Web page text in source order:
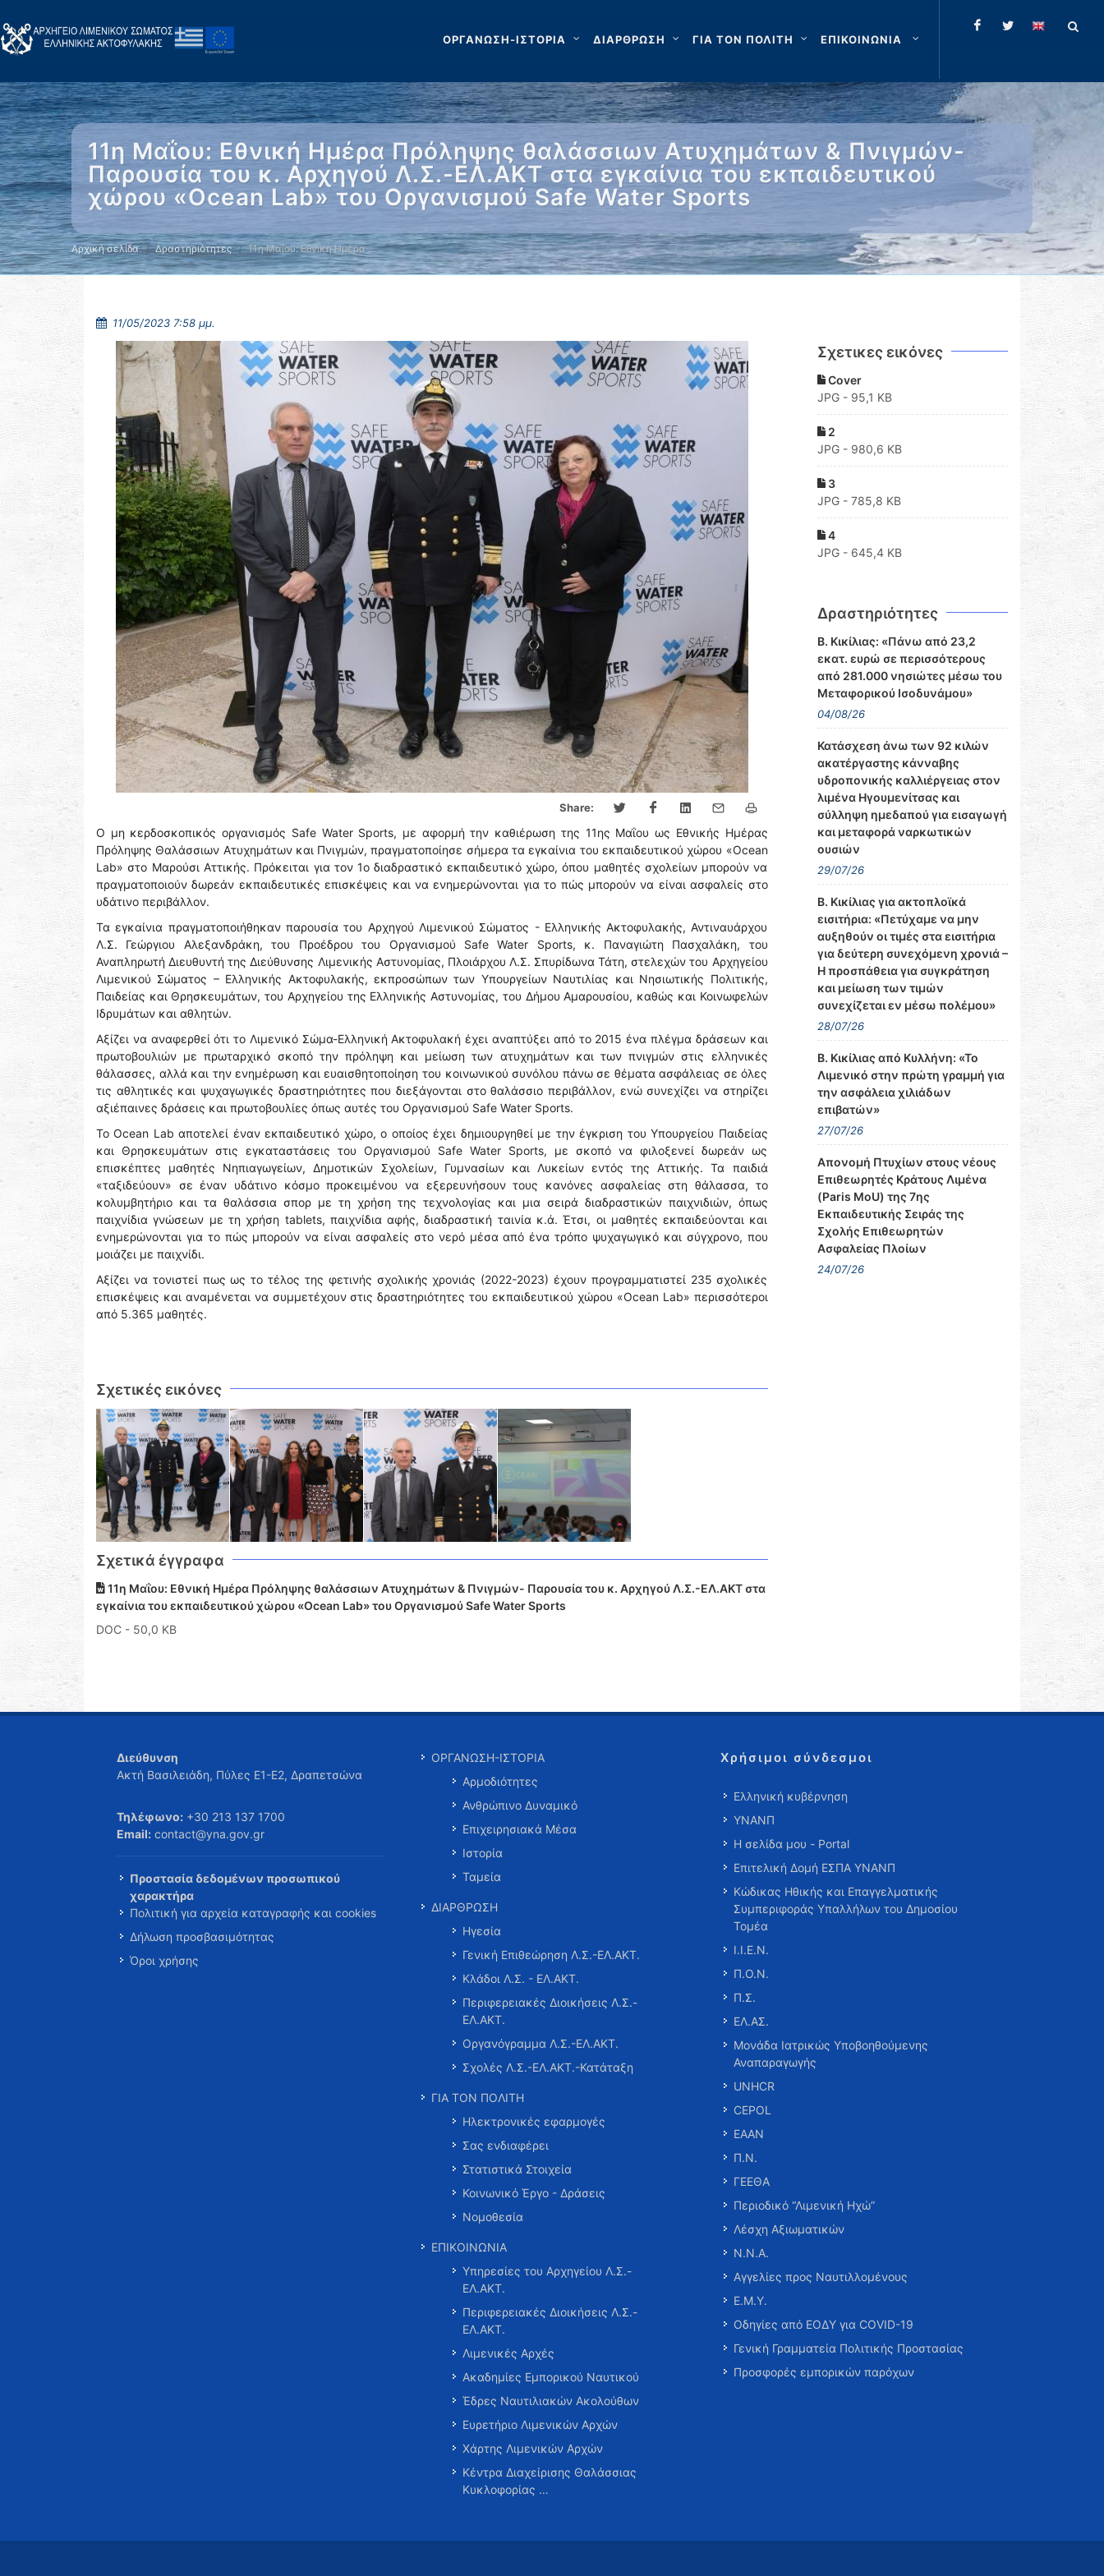
ΟΡΓΑΝΩΣΗ-ΙΣΤΟΡΙΑ ΔΙΑΡΘΡΩΣΗ ΓΙΑ ΤΟΝ ΠΟΛΙΤΗ ΕΠΙΚΟΙΝΩΝΙΑ
11η Μαΐου: Εθνική Ημέρα Πρόληψης θαλάσσιων Ατυχημάτων & Πνιγμών-
Παρουσία του κ. Αρχηγού Λ.Σ.-ΕΛ.ΑΚΤ στα εγκαίνια του εκπαιδευτικού
χώρου «Οcean Lab» του Οργανισμού Safe Water Sports
Αρχική σελίδα Δραστηριότητες 11η Μαΐου: Εθνική Ημέρα …
11/05/2023 7:58 μμ.
Share:
Ο μη κερδοσκοπικός οργανισμός Safe Water Sports, με αφορμή την καθιέρωση της 11ης Μαΐου ως Εθνικής Ημέρας
Πρόληψης Θαλάσσιων Ατυχημάτων και Πνιγμών, πραγματοποίησε σήμερα τα εγκαίνια του εκπαιδευτικού χώρου «Ocean
Lab» στο Μαρούσι Αττικής. Πρόκειται για τον 1ο διαδραστικό εκπαιδευτικό χώρο, όπου μαθητές σχολείων μπορούν να
πραγματοποιούν δωρεάν εκπαιδευτικές επισκέψεις και να ενημερώνονται για το πώς μπορούν να είναι ασφαλείς στο
υδάτινο περιβάλλον.
Τα εγκαίνια πραγματοποιήθηκαν παρουσία του Αρχηγού Λιμενικού Σώματος - Ελληνικής Ακτοφυλακής, Αντιναυάρχου
Λ.Σ. Γεώργιου Αλεξανδράκη, του Προέδρου του Οργανισμού Safe Water Sports, κ. Παναγιώτη Πασχαλάκη, του
Αναπληρωτή Διευθυντή της Διεύθυνσης Λιμενικής Αστυνομίας, Πλοιάρχου Λ.Σ. Σπυρίδωνα Τάτη, στελεχών του Αρχηγείου
Λιμενικού Σώματος – Ελληνικής Ακτοφυλακής, εκπροσώπων των Υπουργείων Ναυτιλίας και Νησιωτικής Πολιτικής,
Παιδείας και Θρησκευμάτων, του Αρχηγείου της Ελληνικής Αστυνομίας, του Δήμου Αμαρουσίου, καθώς και Κοινωφελών
Ιδρυμάτων και αθλητών.
Αξίζει να αναφερθεί ότι το Λιμενικό Σώμα-Ελληνική Ακτοφυλακή έχει αναπτύξει από το 2015 ένα πλέγμα δράσεων και
πρωτοβουλιών με πρωταρχικό σκοπό την πρόληψη και μείωση των ατυχημάτων και των πνιγμών στις ελληνικές
θάλασσες, αλλά και την ενημέρωση και ευαισθητοποίηση του κοινωνικού συνόλου πάνω σε θέματα ασφάλειας σε όλες
τις αθλητικές και ψυχαγωγικές δραστηριότητες που διεξάγονται στο θαλάσσιο περιβάλλον, ενώ συνεχίζει να στηρίζει
αξιέπαινες δράσεις και πρωτοβουλίες όπως αυτές του Οργανισμού Safe Water Sports.
Το Οcean Lab αποτελεί έναν εκπαιδευτικό χώρο, ο οποίος έχει δημιουργηθεί με την έγκριση του Υπουργείου Παιδείας
και Θρησκευμάτων στις εγκαταστάσεις του Οργανισμού Safe Water Sports, με σκοπό να φιλοξενεί δωρεάν ως
επισκέπτες μαθητές Νηπιαγωγείων, Δημοτικών Σχολείων, Γυμνασίων και Λυκείων εντός της Αττικής. Τα παιδιά
«ταξιδεύουν» σε έναν υδάτινο κόσμο προκειμένου να εξερευνήσουν τους κανόνες ασφαλείας στη θάλασσα, το
κολυμβητήριο και τα θαλάσσια σπορ με τη χρήση της τεχνολογίας και μια σειρά διαδραστικών παιχνιδιών, όπως
παιχνίδια γνώσεων με τη χρήση tablets, παιχνίδια αφής, διαδραστική ταινία κ.ά. Έτσι, οι μαθητές εκπαιδεύονται και
ενημερώνονται για το πώς μπορούν να είναι ασφαλείς στο νερό μέσα από ένα τρόπο ψυχαγωγικό και σύγχρονο, που
μοιάζει με παιχνίδι.
Αξίζει να τονιστεί πως ως το τέλος της φετινής σχολικής χρονιάς (2022-2023) έχουν προγραμματιστεί 235 σχολικές
επισκέψεις και αναμένεται να συμμετέχουν στις δραστηριότητες του εκπαιδευτικού χώρου «Ocean Lab» περισσότεροι
από 5.365 μαθητές.
Σχετικές εικόνες
Σχετικά έγγραφα
11η Μαΐου: Εθνική Ημέρα Πρόληψης θαλάσσιων Ατυχημάτων & Πνιγμών- Παρουσία του κ. Αρχηγού Λ.Σ.-ΕΛ.ΑΚΤ στα
εγκαίνια του εκπαιδευτικού χώρου «Οcean Lab» του Οργανισμού Safe Water Sports
DOC - 50,0 KB
Σχετικες εικόνες
Cover
JPG - 95,1 KB
2
JPG - 980,6 KB
3
JPG - 785,8 KB
4
JPG - 645,4 KB
Δραστηριότητες
Β. Κικίλιας: «Πάνω από 23,2
εκατ. ευρώ σε περισσότερους
από 281.000 νησιώτες μέσω του
Μεταφορικού Ισοδυνάμου»
04/08/26
Κατάσχεση άνω των 92 κιλών
ακατέργαστης κάνναβης
υδροπονικής καλλιέργειας στον
λιμένα Ηγουμενίτσας και
σύλληψη ημεδαπού για εισαγωγή
και μεταφορά ναρκωτικών
ουσιών
29/07/26
Β. Κικίλιας για ακτοπλοϊκά
εισιτήρια: «Πετύχαμε να μην
αυξηθούν οι τιμές στα εισιτήρια
για δεύτερη συνεχόμενη χρονιά –
Η προσπάθεια για συγκράτηση
και μείωση των τιμών
συνεχίζεται εν μέσω πολέμου»
28/07/26
Β. Κικίλιας από Κυλλήνη: «Το
Λιμενικό στην πρώτη γραμμή για
την ασφάλεια χιλιάδων
επιβατών»
27/07/26
Απονομή Πτυχίων στους νέους
Επιθεωρητές Κράτους Λιμένα
(Paris MoU) της 7ης
Εκπαιδευτικής Σειράς της
Σχολής Επιθεωρητών
Ασφαλείας Πλοίων
24/07/26
Διεύθυνση
Ακτή Βασιλειάδη, Πύλες Ε1-Ε2, Δραπετσώνα
Τηλέφωνο: +30 213 137 1700
Email: contact@yna.gov.gr
Προστασία δεδομένων προσωπικού
χαρακτήρα
Πολιτική για αρχεία καταγραφής και cookies
Δήλωση προσβασιμότητας
Όροι χρήσης
ΟΡΓΑΝΩΣΗ-ΙΣΤΟΡΙΑ
Αρμοδιότητες
Ανθρώπινο Δυναμικό
Επιχειρησιακά Μέσα
Ιστορία
Ταμεία
ΔΙΑΡΘΡΩΣΗ
Ηγεσία
Γενική Επιθεώρηση Λ.Σ.-ΕΛ.ΑΚΤ.
Κλάδοι Λ.Σ. - ΕΛ.ΑΚΤ.
Περιφερειακές Διοικήσεις Λ.Σ.-
ΕΛ.ΑΚΤ.
Οργανόγραμμα Λ.Σ.-ΕΛ.ΑΚΤ.
Σχολές Λ.Σ.-ΕΛ.ΑΚΤ.-Κατάταξη
ΓΙΑ ΤΟΝ ΠΟΛΙΤΗ
Ηλεκτρονικές εφαρμογές
Σας ενδιαφέρει
Στατιστικά Στοιχεία
Κοινωνικό Έργο - Δράσεις
Νομοθεσία
ΕΠΙΚΟΙΝΩΝΙΑ
Υπηρεσίες του Αρχηγείου Λ.Σ.-
ΕΛ.ΑΚΤ.
Περιφερειακές Διοικήσεις Λ.Σ.-
ΕΛ.ΑΚΤ.
Λιμενικές Αρχές
Ακαδημίες Εμπορικού Ναυτικού
Έδρες Ναυτιλιακών Ακολούθων
Ευρετήριο Λιμενικών Αρχών
Χάρτης Λιμενικών Αρχών
Κέντρα Διαχείρισης Θαλάσσιας
Κυκλοφορίας …
Χρήσιμοι σύνδεσμοι
Ελληνική κυβέρνηση
ΥΝΑΝΠ
Η σελίδα μου - Portal
Επιτελική Δομή ΕΣΠΑ ΥΝΑΝΠ
Κώδικας Ηθικής και Επαγγελματικής
Συμπεριφοράς Υπαλλήλων του Δημοσίου
Τομέα
Ι.Ι.Ε.Ν.
Π.Ο.Ν.
Π.Σ.
ΕΛ.ΑΣ.
Μονάδα Ιατρικώς Υποβοηθούμενης
Αναπαραγωγής
UNHCR
CEPOL
ΕΑΑΝ
Π.Ν.
ΓΕΕΘΑ
Περιοδικό “Λιμενική Ηχώ”
Λέσχη Αξιωματικών
Ν.Ν.Α.
Αγγελίες προς Ναυτιλλομένους
Ε.Μ.Υ.
Οδηγίες από ΕΟΔΥ για COVID-19
Γενική Γραμματεία Πολιτικής Προστασίας
Προσφορές εμπορικών παρόχων